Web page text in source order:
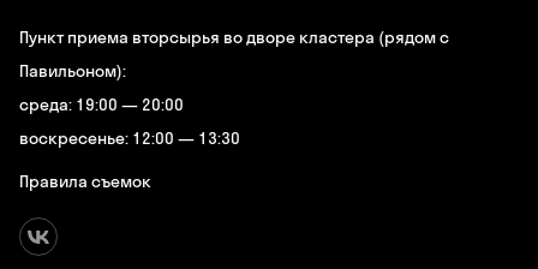
Пункт приема вторсырья во дворе кластера (рядом с
Павильоном):
среда: 19:00 — 20:00
воскресенье: 12:00 — 13:30
Правила съемок